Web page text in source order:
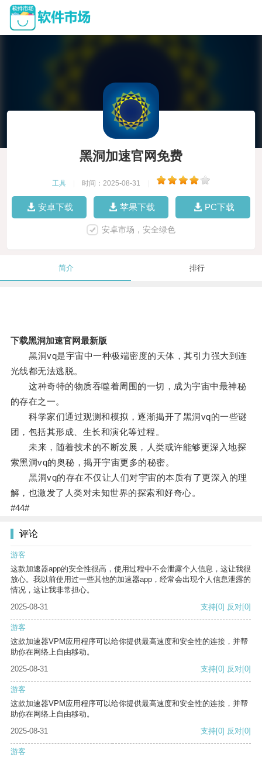
黑洞加速官网免费
工具 时间：2025-08-31
安卓下载 苹果下载 PC下载
安卓市场，安全绿色
简介 排行
下载黑洞加速官网最新版
黑洞vq是宇宙中一种极端密度的天体，其引力强大到连
光线都无法逃脱。
这种奇特的物质吞噬着周围的一切，成为宇宙中最神秘
的存在之一。
科学家们通过观测和模拟，逐渐揭开了黑洞vq的一些谜
团，包括其形成、生长和演化等过程。
未来，随着技术的不断发展，人类或许能够更深入地探
索黑洞vq的奥秘，揭开宇宙更多的秘密。
黑洞vq的存在不仅让人们对宇宙的本质有了更深入的理
解，也激发了人类对未知世界的探索和好奇心。
#44#
评论
游客
这款加速器app的安全性很高，使用过程中不会泄露个人信息，这让我很
放心。我以前使用过一些其他的加速器app，经常会出现个人信息泄露的
情况，这让我非常担心。
2025-08-31
支持[0] 反对[0]
游客
这款加速器VPM应用程序可以给你提供最高速度和安全性的连接，并帮
助你在网络上自由移动。
2025-08-31
支持[0] 反对[0]
游客
这款加速器VPM应用程序可以给你提供最高速度和安全性的连接，并帮
助你在网络上自由移动。
2025-08-31
支持[0] 反对[0]
游客